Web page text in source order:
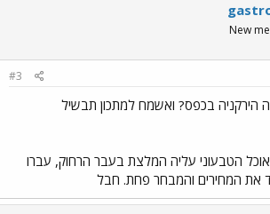
New
#3
הירקניה בכפס? ואשמח למתכון תבשיל
הטבעוני עליה המלצת בעבר הרחוק, עברו
את המחירים והמבחר פחת. חבל